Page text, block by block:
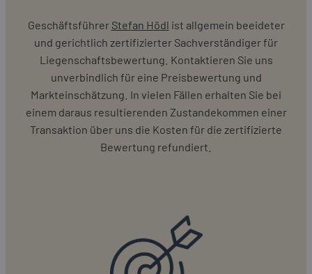
Geschäftsführer Stefan Hödl ist allgemein beeideter
und gerichtlich zertifizierter Sachverständiger für
Liegenschaftsbewertung. Kontaktieren Sie uns
unverbindlich für eine Preisbewertung und
Markteinschätzung. In vielen Fällen erhalten Sie bei
einem daraus resultierenden Zustandekommen einer
Transaktion über uns die Kosten für die zertifizierte
Bewertung refundiert.